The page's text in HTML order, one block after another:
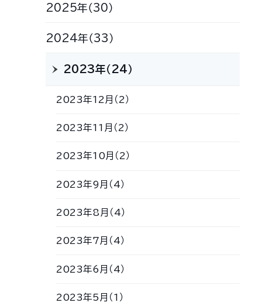
2025年（30）
2024年（33）
2023年（24）
2023年12月（2）
2023年11月（2）
2023年10月（2）
2023年9月（4）
2023年8月（4）
2023年7月（4）
2023年6月（4）
2023年5月（1）